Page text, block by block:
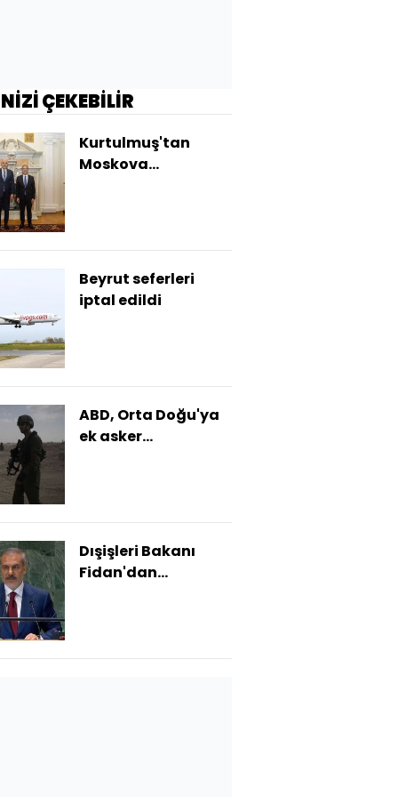
ÇEKEBİLİR
Kurtulmuş'tan
Moskova
Beyrut seferleri
iptal edildi
ABD, Orta Doğu'ya
ek asker
Dışişleri Bakanı
Fidan'dan